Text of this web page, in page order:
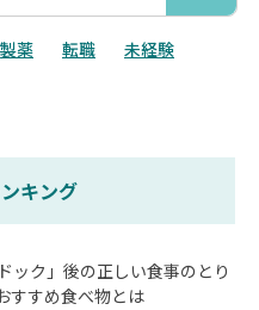
製薬 転職
未経験
キング
ック」後の正しい食事のとり
すすめ食べ物とは